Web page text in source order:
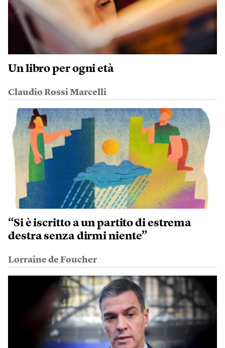
Un libro per ogni età
Claudio Rossi Marcelli
“Si è iscritto a un partito di estrema
destra senza dirmi niente”
Lorraine de Foucher